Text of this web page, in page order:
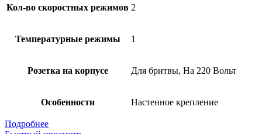
Кол-во скоростных режимов 2
Температурные режимы 1
Розетка на корпусе Для бритвы, На 220 Вольт
Особенности Настенное крепление
Подробнее